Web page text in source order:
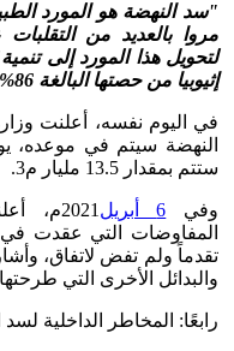
"سد النهضة هو المورد
مروا بالعديد من
لتحويل هذا المورد إلى
إثيوبيا من حصتها البالغة 86% في نهر النيل
في اليوم نفسه، أعلنت
ستتم بمقدار 13.5 مليار م3.
وفي 6 أبريل
المفاوضات التي عقدت
تقدماً ولم تفض لاتفاق،
والبدائل الأخرى التي
رابعًا: المخاطر الداخلية